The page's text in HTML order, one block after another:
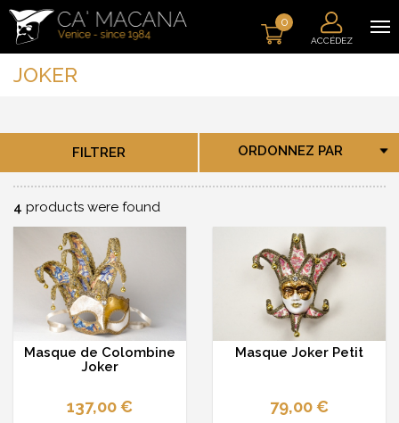
0
ACCÉDEZ
JOKER
FILTRER ORDONNEZ PAR
4 products were found
Masque de Colombine
Joker
137,00 €
Masque Joker Petit
79,00 €